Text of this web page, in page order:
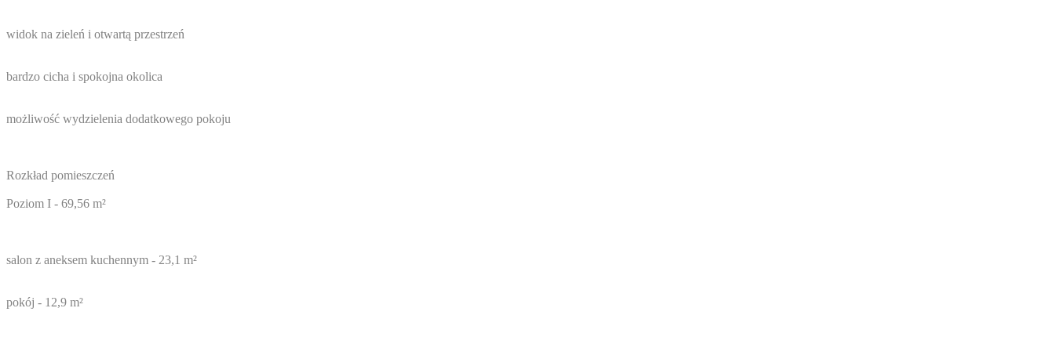
widok na zieleń i otwartą przestrzeń
bardzo cicha i spokojna okolica
możliwość wydzielenia dodatkowego pokoju
Rozkład pomieszczeń
Poziom I - 69,56 m²
salon z aneksem kuchennym - 23,1 m²
pokój - 12,9 m²